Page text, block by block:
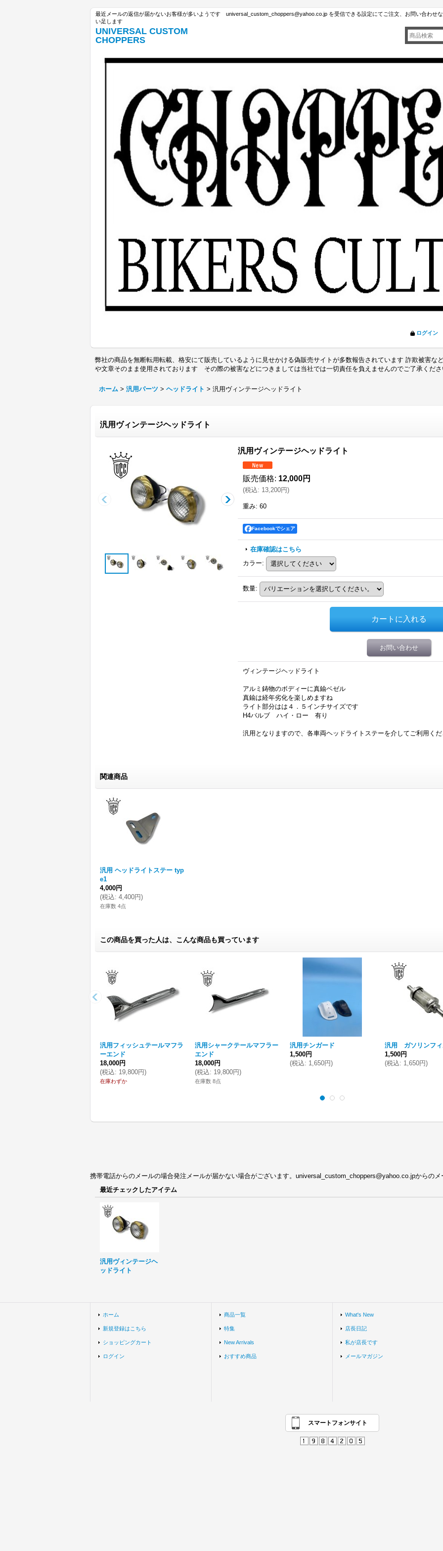
最近メールの返信が届かないお客様が多いようです universal_custom_choppers@yahoo.co.jp を受信できる設定にてご注文、お問い合わせ
い足します
UNIVERSAL CUSTOM
CHOPPERS
ログイン
弊社の商品を無断転用転載、格安にて販売しているように見せかける偽販売サイトが多数報告されています 詐欺被害な
や文章そのまま使用されております その際の被害などにつきましては当社では一切責任を負えませんのでご了承くだ
ホーム > 汎用パーツ > ヘッドライト > 汎用ヴィンテージヘッドライト
汎用ヴィンテージヘッドライト
汎用ヴィンテージヘッドライト
販売価格: 12,000円
(税込: 13,200円)
重み: 60
Facebookでシェア
在庫確認はこちら
カラー:
数量:
お問い合わせ
ヴィンテージヘッドライト
アルミ鋳物のボディーに真鍮ベゼル
真鍮は経年劣化を楽しめますね
ライト部分はは４．５インチサイズです
H4バルブ ハイ・ロー 有り
汎用となりますので、各車両ヘッドライトステーを介してご利用く
関連商品
汎用 ヘッドライトステー typ
e1
4,000円
(税込: 4,400円)
在庫数 4点
この商品を買った人は、こんな商品も買っています
汎用フィッシュテールマフラ
ーエンド
18,000円
(税込: 19,800円)
在庫わずか
汎用シャークテールマフラー
エンド
18,000円
(税込: 19,800円)
在庫数 8点
汎用チンガード
1,500円
(税込: 1,650円)
汎用 ガソリンフィ
1,500円
(税込: 1,650円)
携帯電話からのメールの場合発注メールが届かない場合がございます。universal_custom_choppers@yahoo.co.jpからの
最近チェックしたアイテム
汎用ヴィンテージヘ
ッドライト
ホーム
新規登録はこちら
ショッピングカート
ログイン
商品一覧
特集
New Arrivals
おすすめ商品
What's New
店長日記
私が店長です
メールマガジン
スマートフォンサイト